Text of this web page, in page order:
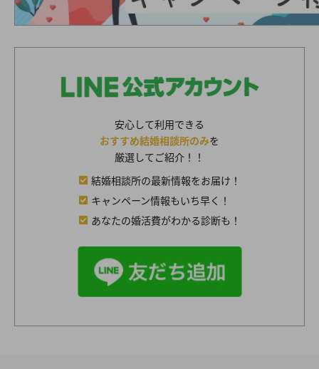
安心して利用できる
おすすめ結婚相談所のみを
厳選してご紹介！！
結婚相談所の最新情報をお届け！
キャンペーン情報もいち早く！
あなたの婚活費がわかる診断も！